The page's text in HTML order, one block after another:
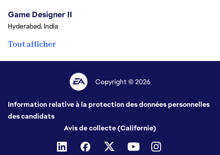
Game Designer II
Hyderabad, India
Tout afficher
Copyright © 2026
Information relative à la protection des données personnelles
des candidats
Avis de collecte (Californie)